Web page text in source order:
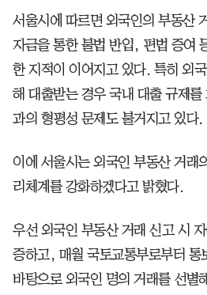
서울시에 따르면 외국인의 부동산
자금을 통한 불법 반입, 편법 증여
한 지적이 이어지고 있다. 특히 외
해 대출받는 경우 국내 대출 규제를
과의 형평성 문제도 불거지고 있다.
이에 서울시는 외국인 부동산 거래
리체계를 강화하겠다고 밝혔다.
우선 외국인 부동산 거래 신고 시
증하고, 매월 국토교통부로부터 통
바탕으로 외국인 명의 거래를 선별